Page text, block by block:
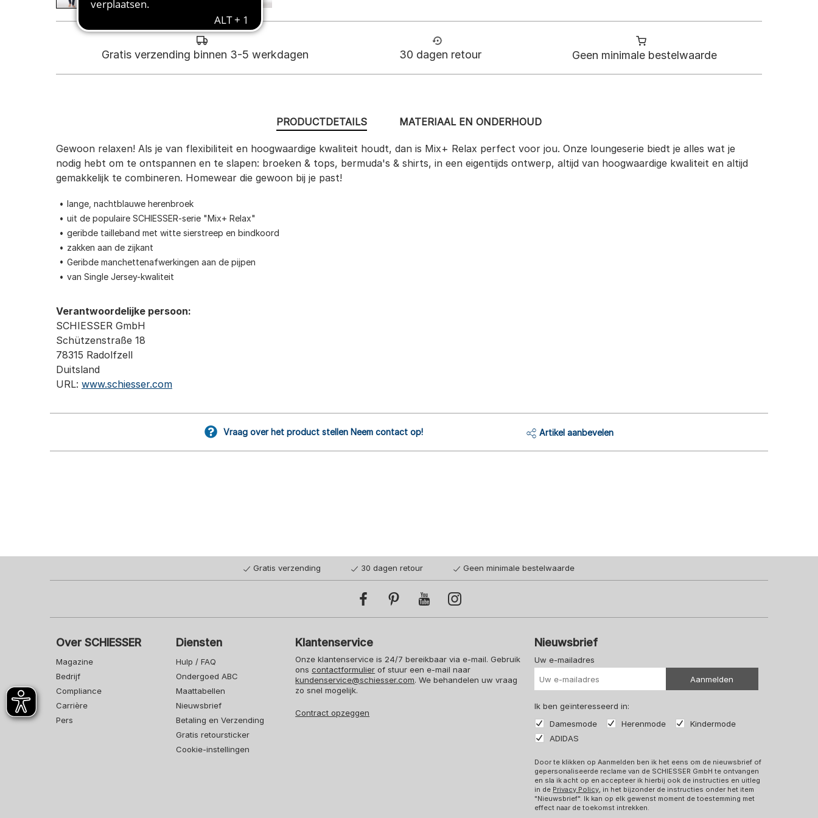
Gratis verzending binnen 3-5 werkdagen 30 dagen retour Geen minimale bestelwaarde
PRODUCTDETAILS
Gewoon relaxen! Als je van flexibiliteit en hoogwaardige kwaliteit houdt, dan is Mix+ Relax perfect voor jou. Onze loungeserie biedt je alles wat je
nodig hebt om te ontspannen en te slapen: broeken & tops, bermuda's & shirts, in een eigentijds ontwerp, altijd van hoogwaardige kwaliteit en altijd
gemakkelijk te combineren. Homewear die gewoon bij je past!
lange, nachtblauwe herenbroek
uit de populaire SCHIESSER-serie "Mix+ Relax"
geribde tailleband met witte sierstreep en bindkoord
zakken aan de zijkant
Geribde manchettenafwerkingen aan de pijpen
van Single Jersey-kwaliteit
Verantwoordelijke persoon:
SCHIESSER GmbH
Schützenstraße 18
78315 Radolfzell
Duitsland
URL: www.schiesser.com
MATERIAAL EN ONDERHOUD
Vraag over het product stellen Neem contact op! Artikel aanbevelen
Gratis verzending 30 dagen retour Geen minimale bestelwaarde
Over SCHIESSER
Magazine
Bedrijf
Compliance
Carrière
Pers
Diensten
Hulp / FAQ
Ondergoed ABC
Maattabellen
Nieuwsbrief
Betaling en Verzending
Gratis retoursticker
Cookie-instellingen
Klantenservice
Onze klantenservice is 24/7 bereikbaar via e-mail. Gebruik
onscontactformulier of stuur een e-mail naar
kundenservice@schiesser.com. We behandelen uw vraag
zo snel mogelijk.
Contract opzeggen
Nieuwsbrief
Uw e-mailadres
Aanmelden
Ik ben geïnteresseerd in:
Damesmode
Herenmode
Kindermode
ADIDAS
Door te klikken op Aanmelden ben ik het eens om de nieuwsbrief of
gepersonaliseerde reclame van de SCHIESSER GmbH te ontvangen
en sla ik acht op en accepteer ik hierbij ook de instructies en uitleg
in de Privacy Policy, in het bijzonder de instructies onder het item
"Nieuwsbrief". Ik kan op elk gewenst moment de toestemming met
effect naar de toekomst intrekken.